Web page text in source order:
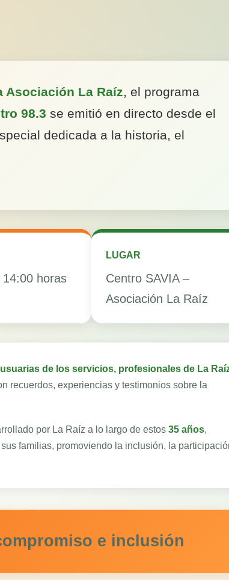
Asociación La Raíz, el programa
98.3 se emitió en directo desde el
dedicada a la historia, el
horas
LUGAR
Centro SAVIA –
Asociación La Raíz
de los servicios, profesionales de La
recuerdos, experiencias y testimonios sobre la
por La Raíz a lo largo de estos 35 años,
familias, promoviendo la inclusión, la
e inclusión